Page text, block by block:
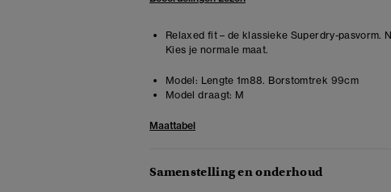
Relaxed fit – de klassieke Superdry-pasvorm.
Kies je normale maat.
Model: Lengte 1m88. Borstomtrek 99cm
Model draagt: M
Maattabel
Samenstelling en onderhoud